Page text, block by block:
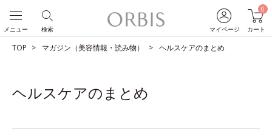
マイページ
0
カート
検索
メニュー
TOP マガジン（美容情報・読み物） ヘルスケアのまとめ
ヘルスケアのまとめ